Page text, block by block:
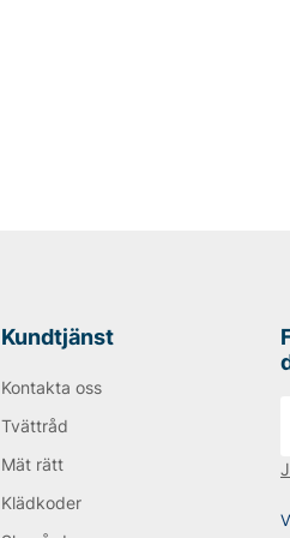
Kundtjänst
Kontakta oss
Tvättråd
Mät rätt
Klädkoder